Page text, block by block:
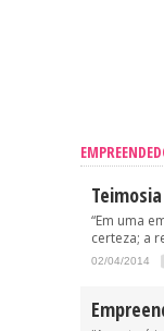
“Em uma
certeza; a
02/04/2014